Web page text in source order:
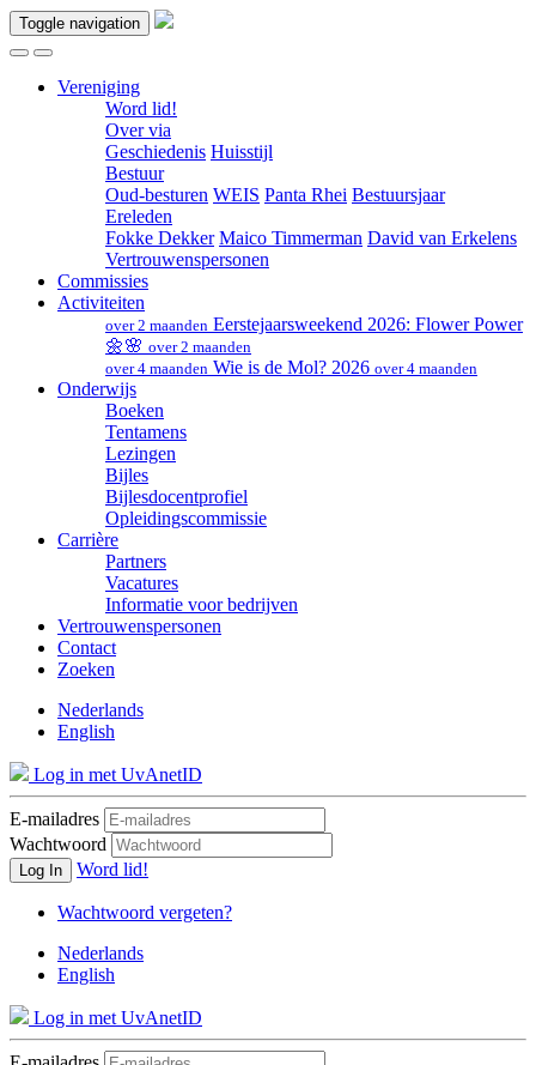
Toggle navigation
Vereniging
Word lid!
Over via
Geschiedenis Huisstijl
Bestuur
Oud-besturen WEIS Panta Rhei Bestuursjaar
Ereleden
Fokke Dekker Maico Timmerman David van Erkelens
Vertrouwenspersonen
Commissies
Activiteiten
over 2 maanden Eerstejaarsweekend 2026: Flower Power
🌼🌸 over 2 maanden
over 4 maanden Wie is de Mol? 2026 over 4 maanden
Onderwijs
Boeken
Tentamens
Lezingen
Bijles
Bijlesdocentprofiel
Opleidingscommissie
Carrière
Partners
Vacatures
Informatie voor bedrijven
Vertrouwenspersonen
Contact
Zoeken
Nederlands
English
Log in met UvAnetID
E-mailadres
Wachtwoord
Log In Word lid!
Wachtwoord vergeten?
Nederlands
English
Log in met UvAnetID